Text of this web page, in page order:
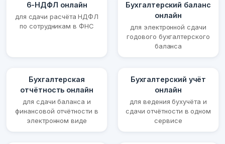
6-НДФЛ онлайн
для сдачи расчёта НДФЛ
по сотрудникам в ФНС
Бухгалтерский баланс
онлайн
для электронной сдачи
годового бухгалтерского
баланса
Бухгалтерская
отчётность онлайн
для сдачи баланса и
финансовой отчётности в
электронном виде
Бухгалтерский учёт
онлайн
для ведения бухучёта и
сдачи отчётности в одном
сервисе